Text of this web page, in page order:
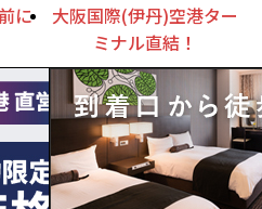
に
大阪国際(伊丹)空港ター
ミナル直結！